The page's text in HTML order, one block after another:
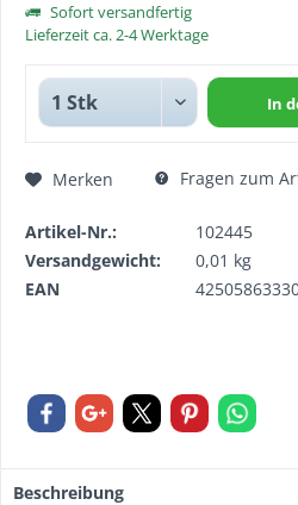
Sofort versandfertig
Lieferzeit ca. 2-4 Werktage
In
Merken Fragen zum
Artikel-Nr.:
102445
Versandgewicht:
0,01 kg
EAN
Beschreibung